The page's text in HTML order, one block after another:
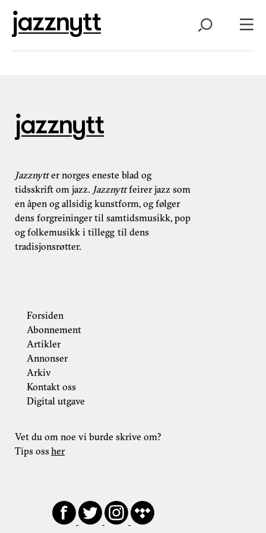
Jazznytter norges eneste blad og
tidsskrift om jazz. Jazznyttfeirer jazz som
en åpen og allsidig kunstform, og følger
dens forgreininger til samtidsmusikk, pop
og folkemusikk i tillegg til dens
tradisjonsrøtter.
Forsiden
Abonnement
Artikler
Annonser
Arkiv
Kontakt oss
Digital utgave
Vet du om noe vi burde skrive om?
Tips ossher